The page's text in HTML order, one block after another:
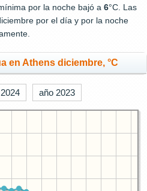
por la noche bajó a 6°C. Las
por el día y por la noche
en Athens diciembre, °C
año 2023